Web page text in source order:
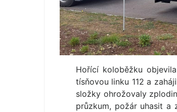
Hořící koloběžku
tísňovou linku 112 a
složky ohrožovaly
průzkum, požár uhasit a